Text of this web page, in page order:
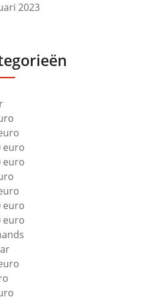
2023
euro
euro
euro
euro